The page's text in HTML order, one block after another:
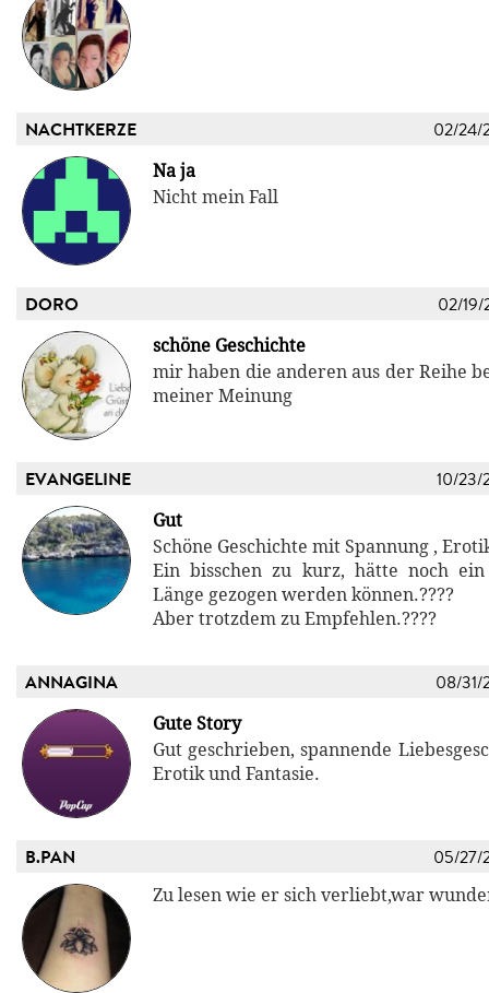
NACHTKERZE 02/24/
Na ja
Nicht mein Fall
DORO 02/19/
schöne Geschichte
mir haben die anderen aus der Reihe
meiner Meinung
EVANGELINE 10/23/
Gut
Schöne Geschichte mit Spannung ,
Ein bisschen zu kurz, hätte noch
Länge gezogen werden können.????
Aber trotzdem zu Empfehlen.????
ANNAGINA 08/31/
Gute Story
Gut geschrieben, spannende
Erotik und Fantasie.
B.PAN 05/27/
Zu lesen wie er sich verliebt,war